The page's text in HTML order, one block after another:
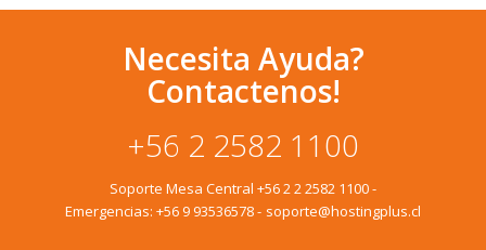
Necesita Ayuda?
Contactenos!
+56 2 2582 1100
Soporte Mesa Central +56 2 2 2582 1100-
Emergencias: +56 9 93536578- soporte@hostingplus.cl